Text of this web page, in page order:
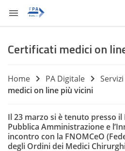
Certificati medici on
Home PA Digitale
medici on line più vicini
Il 23 marzo si è tenuto presso
Pubblica Amministrazione e
incontro con la FNOMCeO
degli Ordini dei Medici